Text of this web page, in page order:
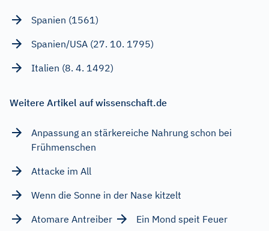
Spanien (1561)
Spanien/USA (27. 10. 1795)
Italien (8. 4. 1492)
Weitere Artikel auf wissenschaft.de
Anpassung an stärkereiche Nahrung schon bei
Frühmenschen
Attacke im All
Wenn die Sonne in der Nase kitzelt
Atomare Antreiber
Ein Mond speit Feuer